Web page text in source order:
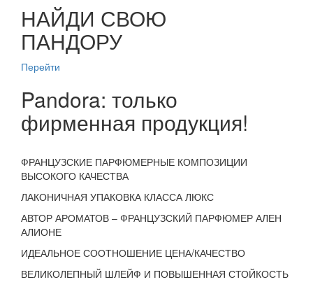
НАЙДИ СВОЮ
ПАНДОРУ
Перейти
Pandora: только
фирменная продукция!
ФРАНЦУЗСКИЕ ПАРФЮМЕРНЫЕ КОМПОЗИЦИИ
ВЫСОКОГО КАЧЕСТВА
ЛАКОНИЧНАЯ УПАКОВКА КЛАССА ЛЮКС
АВТОР АРОМАТОВ – ФРАНЦУЗСКИЙ ПАРФЮМЕР АЛЕН
АЛИОНЕ
ИДЕАЛЬНОЕ СООТНОШЕНИЕ ЦЕНА/КАЧЕСТВО
ВЕЛИКОЛЕПНЫЙ ШЛЕЙФ И ПОВЫШЕННАЯ СТОЙКОСТЬ